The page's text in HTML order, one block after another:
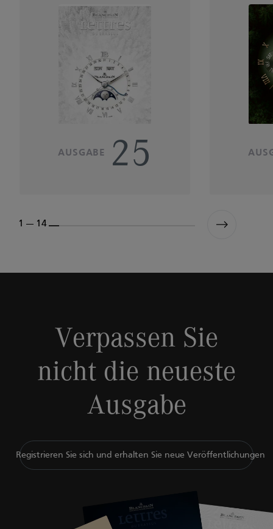
AUSGABE 25
1 --- 14
Verpassen Sie
nicht die neueste
Ausgabe
Registrieren Sie sich und erhalten Sie neue Veröffentlichungen